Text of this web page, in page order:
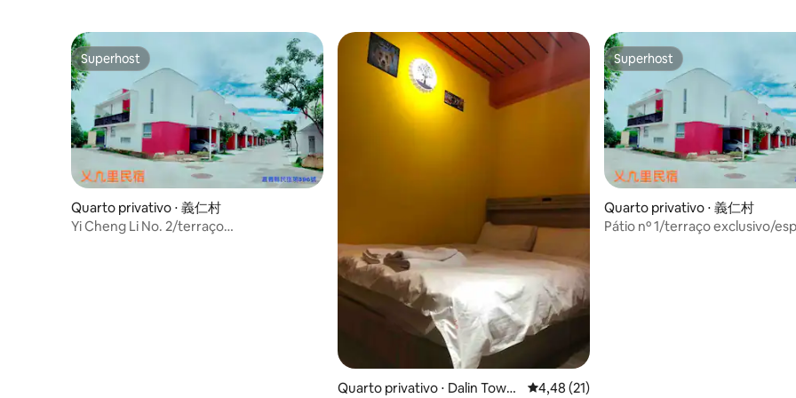
Superhost
Superhost
Quarto privativo ⋅ 義仁村
Yi Cheng Li No. 2/terraço
Quarto privativo ⋅ Dalin Towns
4,48 de uma avaliação média de 5, 21
4,48 (21)
Superhost
Superhost
Quarto privativo ⋅ 義仁村
Pátio nº 1/terraço exclusivo/